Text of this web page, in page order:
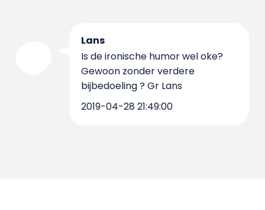
Lans
Is de ironische humor wel oke?
Gewoon zonder verdere
bijbedoeling ? Gr Lans
2019-04-28 21:49:00